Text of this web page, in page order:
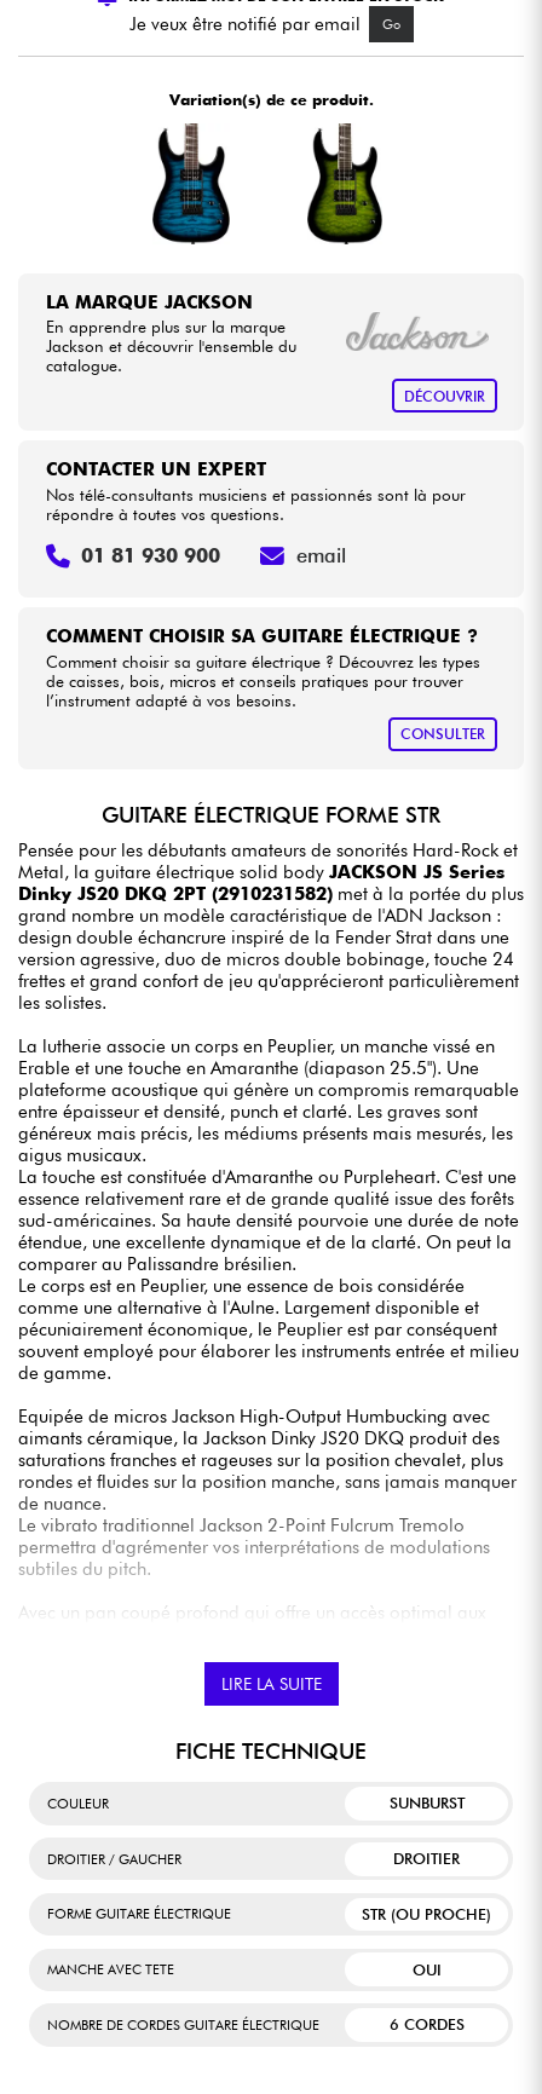
Voir nos marques
Je veux être notifié par email Go
Variation(s) de ce produit.
LA MARQUE JACKSON
En apprendre plus sur la marque
Jackson et découvrir l'ensemble du
catalogue.
DÉCOUVRIR
COMMENT CHOISIR SA GUITARE ÉLECTRIQUE ?
Comment choisir sa guitare électrique ? Découvrez les types
de caisses, bois, micros et conseils pratiques pour trouver
l’instrument adapté à vos besoins.
CONSULTER
CONTACTER UN EXPERT
Nos télé-consultants musiciens et passionnés sont là pour
répondre à toutes vos questions.
01 81 930 900 email
GUITARE ÉLECTRIQUE FORME STR
Pensée pour les débutants amateurs de sonorités Hard-Rock et
Metal, la guitare électrique solid body JACKSON JS Series
Dinky JS20 DKQ 2PT (2910231582) met à la portée du plus
grand nombre un modèle caractéristique de l'ADN Jackson :
design double échancrure inspiré de la Fender Strat dans une
version agressive, duo de micros double bobinage, touche 24
frettes et grand confort de jeu qu'apprécieront particulièrement
les solistes.
La lutherie associe un corps en Peuplier, un manche vissé en
Erable et une touche en Amaranthe (diapason 25.5"). Une
plateforme acoustique qui génère un compromis remarquable
entre épaisseur et densité, punch et clarté. Les graves sont
généreux mais précis, les médiums présents mais mesurés, les
aigus musicaux.
La touche est constituée d'Amaranthe ou Purpleheart. C'est une
essence relativement rare et de grande qualité issue des forêts
sud-américaines. Sa haute densité pourvoie une durée de note
étendue, une excellente dynamique et de la clarté. On peut la
comparer au Palissandre brésilien.
Le corps est en Peuplier, une essence de bois considérée
comme une alternative à l'Aulne. Largement disponible et
pécuniairement économique, le Peuplier est par conséquent
souvent employé pour élaborer les instruments entrée et milieu
de gamme.
Equipée de micros Jackson High-Output Humbucking avec
aimants céramique, la Jackson Dinky JS20 DKQ produit des
saturations franches et rageuses sur la position chevalet, plus
rondes et fluides sur la position manche, sans jamais manquer
de nuance.
Le vibrato traditionnel Jackson 2-Point Fulcrum Tremolo
permettra d'agrémenter vos interprétations de modulations
subtiles du pitch.
Avec un pan coupé profond qui offre un accès optimal aux
paramètre crucial pour les néophytes en phase
LIRE LA SUITE
FICHE TECHNIQUE
COULEUR SUNBURST
DROITIER / GAUCHER DROITIER
FORME GUITARE ÉLECTRIQUE STR (OU PROCHE)
MANCHE AVEC TETE OUI
NOMBRE DE CORDES GUITARE ÉLECTRIQUE 6 CORDES